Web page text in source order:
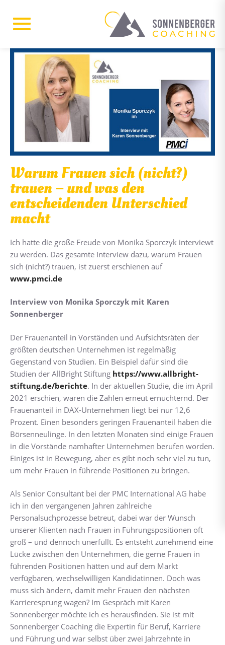
Warum Frauen sich (nicht?)
trauen – und was den
entscheidenden Unterschied
macht
Ich hatte die große Freude von Monika Sporczyk interviewt
zu werden. Das gesamte Interview dazu, warum Frauen
sich (nicht?) trauen, ist zuerst erschienen auf
www.pmci.de
Interview von Monika Sporczyk mit Karen
Sonnenberger
Der Frauenanteil in Vorständen und Aufsichtsräten der
größten deutschen Unternehmen ist regelmäßig
Gegenstand von Studien. Ein Beispiel dafür sind die
Studien der AllBright Stiftung https://www.allbright-
stiftung.de/berichte. In der aktuellen Studie, die im April
2021 erschien, waren die Zahlen erneut ernüchternd. Der
Frauenanteil in DAX-Unternehmen liegt bei nur 12,6
Prozent. Einen besonders geringen Frauenanteil haben die
Börsenneulinge. In den letzten Monaten sind einige Frauen
in die Vorstände namhafter Unternehmen berufen worden.
Einiges ist in Bewegung, aber es gibt noch sehr viel zu tun,
um mehr Frauen in führende Positionen zu bringen.
Als Senior Consultant bei der PMC International AG habe
ich in den vergangenen Jahren zahlreiche
Personalsuchprozesse betreut, dabei war der Wunsch
unserer Klienten nach Frauen in Führungspositionen oft
groß – und dennoch unerfüllt. Es entsteht zunehmend eine
Lücke zwischen den Unternehmen, die gerne Frauen in
führenden Positionen hätten und auf dem Markt
verfügbaren, wechselwilligen Kandidatinnen. Doch was
muss sich ändern, damit mehr Frauen den nächsten
Karrieresprung wagen? Im Gespräch mit Karen
Sonnenberger möchte ich es herausfinden. Sie ist mit
Sonnenberger Coaching die Expertin für Beruf, Karriere
und Führung und war selbst über zwei Jahrzehnte in